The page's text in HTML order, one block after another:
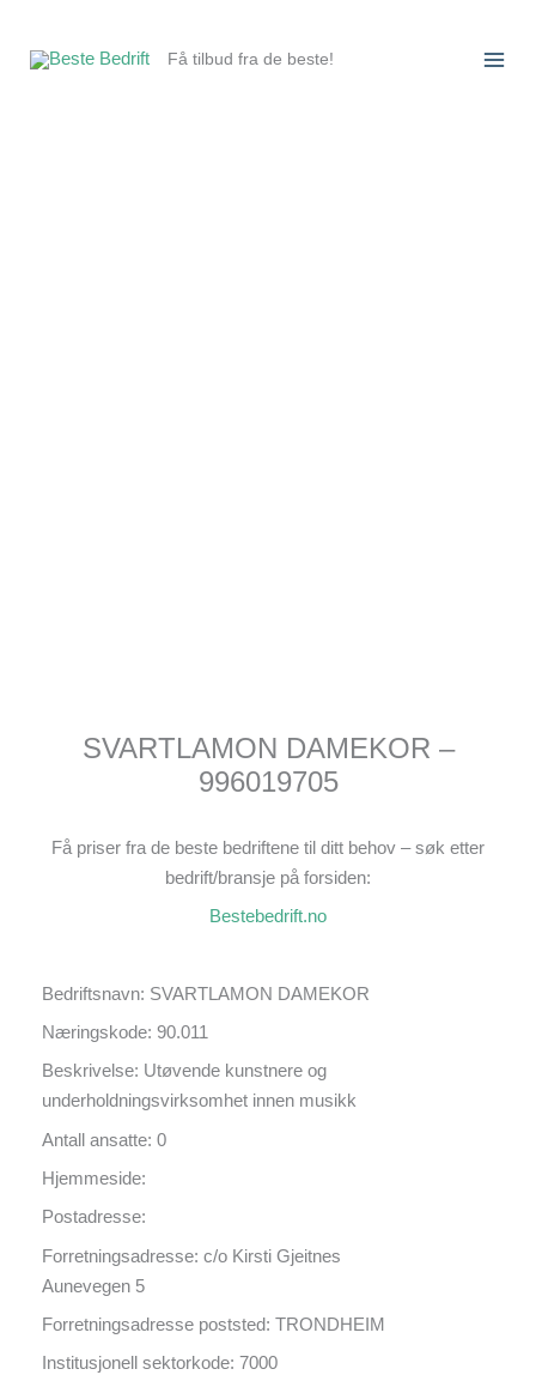
Få tilbud fra de beste!
SVARTLAMON DAMEKOR –
996019705
Få priser fra de beste bedriftene til ditt behov – søk etter
bedrift/bransje på forsiden:
Bestebedrift.no
Bedriftsnavn: SVARTLAMON DAMEKOR
Næringskode: 90.011
Beskrivelse: Utøvende kunstnere og
underholdningsvirksomhet innen musikk
Antall ansatte: 0
Hjemmeside:
Postadresse:
Forretningsadresse: c/o Kirsti Gjeitnes
Aunevegen 5
Forretningsadresse poststed: TRONDHEIM
Institusjonell sektorkode: 7000